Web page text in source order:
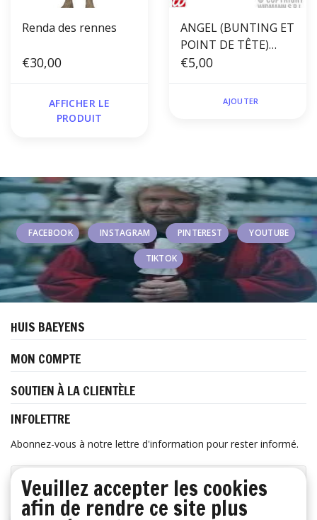
Renda des rennes
€30,00
AFFICHER LE
PRODUIT
ANGEL (BUNTING ET
POINT DE TÊTE)
baby Engel
€5,00
AJOUTER
FACEBOOK INSTAGRAM PINTEREST YOUTUBE
TIKTOK
HUIS BAEYENS
MON COMPTE
SOUTIEN À LA CLIENTÈLE
INFOLETTRE
Abonnez-vous à notre lettre d'information pour rester informé.
Veuillez accepter les cookies
afin de rendre ce site plus